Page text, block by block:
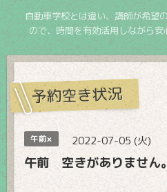
自動車学校とは違い、講師が希望
ので、時間を有効活用しながら
予約空き状況
午前× 2022-07-05 (火)
午前 空きがありません。